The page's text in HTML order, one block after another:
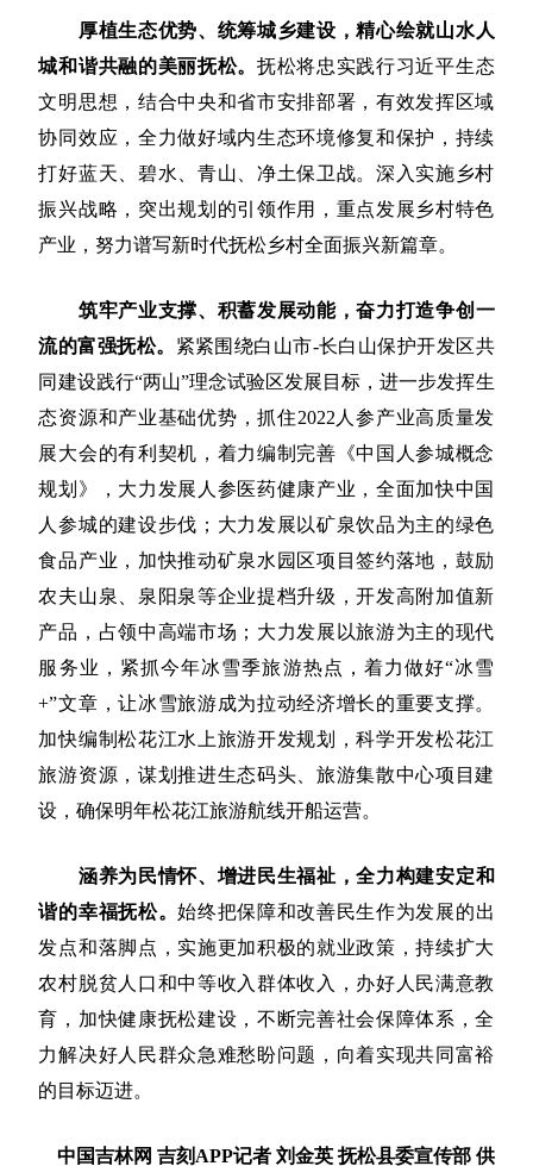
厚植生态优势、统筹城乡建设，精心绘就山水人
城和谐共融的美丽抚松。 抚松将忠实践行习近平生态
文明思想，结合中央和省市安排部署，有效发挥区域
协同效应，全力做好域内生态环境修复和保护，持续
打好蓝天、碧水、青山、净土保卫战。深入实施乡村
振兴战略，突出规划的引领作用，重点发展乡村特色
产业，努力谱写新时代抚松乡村全面振兴新篇章。
筑牢产业支撑、积蓄发展动能，奋力打造争创一
流的富强抚松。 紧紧围绕白山市-长白山保护开发区共
同建设践行“两山”理念试验区发展目标，进一步发挥生
态资源和产业基础优势，抓住2022人参产业高质量发
展大会的有利契机，着力编制完善《中国人参城概念
规划》，大力发展人参医药健康产业，全面加快中国
人参城的建设步伐；大力发展以矿泉饮品为主的绿色
食品产业，加快推动矿泉水园区项目签约落地，鼓励
农夫山泉、泉阳泉等企业提档升级，开发高附加值新
产品，占领中高端市场；大力发展以旅游为主的现代
服务业，紧抓今年冰雪季旅游热点，着力做好“冰雪
+”文章，让冰雪旅游成为拉动经济增长的重要支撑。
加快编制松花江水上旅游开发规划，科学开发松花江
旅游资源，谋划推进生态码头、旅游集散中心项目建
设，确保明年松花江旅游航线开船运营。
涵养为民情怀、增进民生福祉，全力构建安定和
谐的幸福抚松。始终把保障和改善民生作为发展的出
发点和落脚点，实施更加积极的就业政策，持续扩大
农村脱贫人口和中等收入群体收入，办好人民满意教
育，加快健康抚松建设，不断完善社会保障体系，全
力解决好人民群众急难愁盼问题，向着实现共同富裕
的目标迈进。
中国吉林网 吉刻APP记者 刘金英 抚松县委宣传部 供